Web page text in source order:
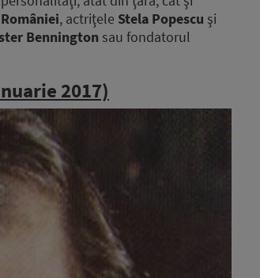
, actriţele Stela Popescu şi
Bennington sau fondatorul
2017)